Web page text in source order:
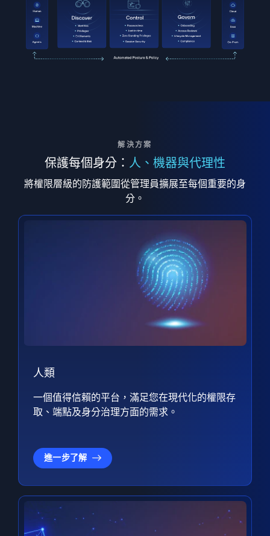
解決方案
保護每個身分： 人、機器與代理性
將權限層級的防護範圍從管理員擴展至每個重要的身
分。
人類
一個值得信賴的平台，滿足您在現代化的權限存
取、端點及身分治理方面的需求。
進一步了解